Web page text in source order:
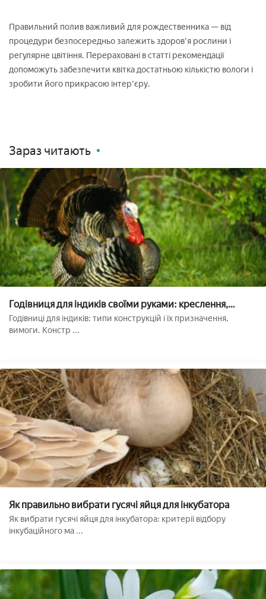
Правильний полив важливий для рождественника — від
процедури безпосередньо залежить здоров'я рослини і
регулярне цвітіння. Перераховані в статті рекомендації
допоможуть забезпечити квітка достатньою кількістю вологи і
зробити його прикрасою інтер'єру.
Зараз читають
Годівниця для індиків своїми руками: креслення,
інструкція, фото, відео
Годівниці для індиків: типи конструкцій і їх призначення,
вимоги. Констр ...
Як правильно вибрати гусячі яйця для інкубатора
Як вибрати гусячі яйця для інкубатора: критерії відбору
інкубаційного ма ...